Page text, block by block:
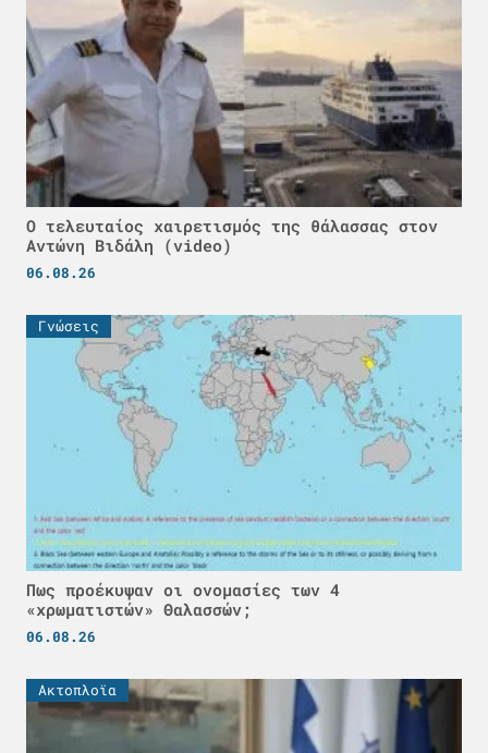
Ο τελευταίος χαιρετισμός της θάλασσας στον
Αντώνη Βιδάλη (video)
06.08.26
Γνώσεις
Πως προέκυψαν οι ονομασίες των 4
«χρωματιστών» Θαλασσών;
06.08.26
Ακτοπλοϊα